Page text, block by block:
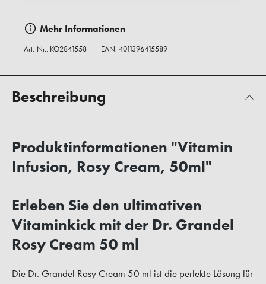
Mehr Informationen
Art.-Nr.: KO2841558 EAN: 4011396415589
Beschreibung
Produktinformationen "Vitamin
Infusion, Rosy Cream, 50ml"
Erleben Sie den ultimativen
Vitaminkick mit der Dr. Grandel
Rosy Cream 50 ml
Die Dr. Grandel Rosy Cream 50 ml ist die perfekte Lösung für